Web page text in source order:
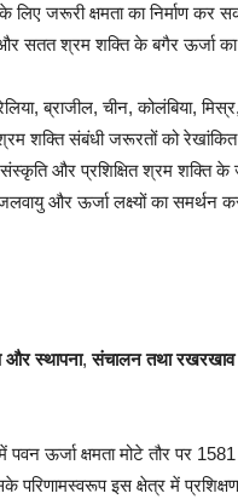
लिए जरूरी क्षमता का निर्माण
सतत श्रम शक्ति के बगैर ऊर्जा का
ब्राजील, चीन, कोलंबिया,
शक्ति संबंधी जरूरतों को रेखांकित
और प्रशिक्षित श्रम शक्ति
और ऊर्जा लक्ष्यों का
और स्थापना,संचालन तथा रखरखाव
ऊर्जा क्षमता मोटे तौर पर
परिणामस्वरूप इस क्षेत्र में